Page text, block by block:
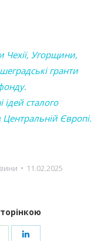
Чехії, Угорщини,
гранти
ідей сталого
Центральній Європі.
11.02.2025
Share